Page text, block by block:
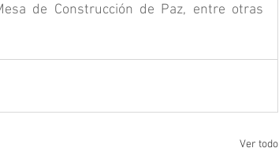
de Construcción de Paz, entre otras
Ver todo